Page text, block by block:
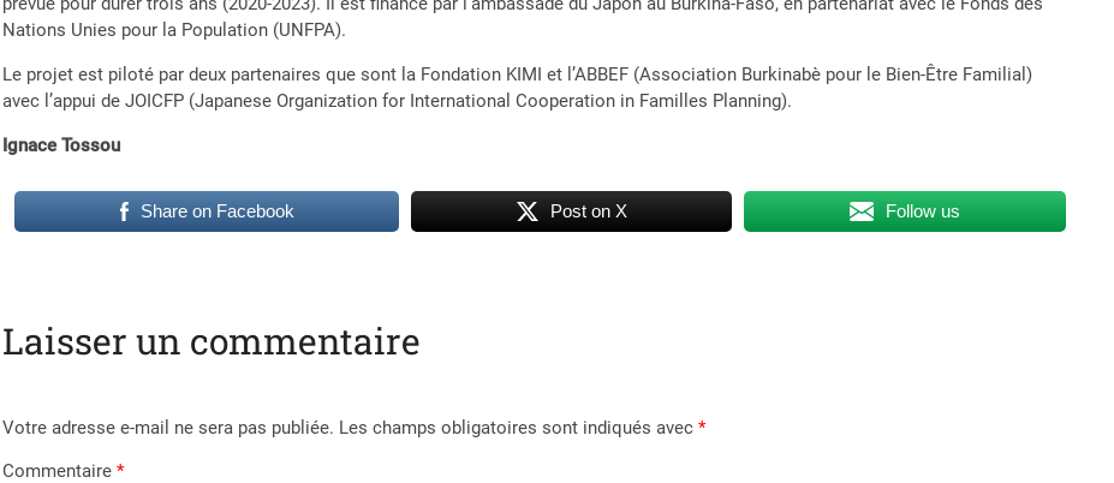
Nations Unies pour la Population (UNFPA).
Le projet est piloté par deux partenaires que sont la Fondation KIMI et l’ABBEF (Association Burkinabè pour le Bien-Être Familial)
avec l’appui de JOICFP (Japanese Organization for International Cooperation in Familles Planning).
Ignace Tossou
Share on Facebook Post on X Follow us
Laisser un commentaire
Votre adresse e-mail ne sera pas publiée. Les champs obligatoires sont indiqués avec*
Commentaire*